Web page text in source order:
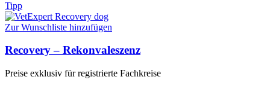
Tipp
Zur Wunschliste hinzufügen
Recovery – Rekonvaleszenz
Preise exklusiv für registrierte Fachkreise